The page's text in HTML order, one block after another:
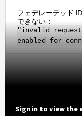
フェデレーテッド
できない：
enabled for
Sign in to view the